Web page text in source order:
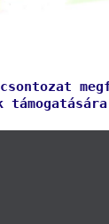
csontozat
támogatására